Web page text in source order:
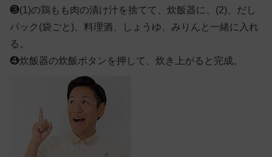
❸(1)の鶏もも肉の漬け汁を捨てて、炊飯器に、(2)、だし
パック(袋ごと)、料理酒、しょうゆ、みりんと一緒に入れ
る。
❹炊飯器の炊飯ボタンを押して、炊き上がると完成。